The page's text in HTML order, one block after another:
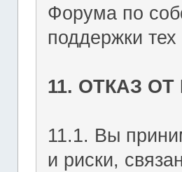
Форума по
поддержки
11. ОТКАЗ
11.1. Вы
и риски,